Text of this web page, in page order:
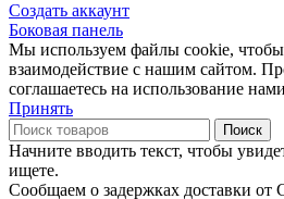
Создать аккаунт
Боковая панель
Мы используем файлы cookie,
взаимодействие с нашим сайтом.
соглашаетесь на использование
Принять
Поиск
Начните вводить текст, чтобы
ищете.
Сообщаем о задержках доставки от